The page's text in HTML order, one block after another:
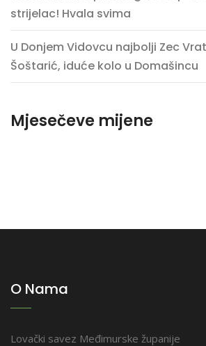
strijelac! Hvala svima
U Donjem Vidovcu najbolji Zec
Šoštarić, iduće kolo u Domašincu
Mjesečeve mijene
O Nama
Lovački savez Međimurske županije